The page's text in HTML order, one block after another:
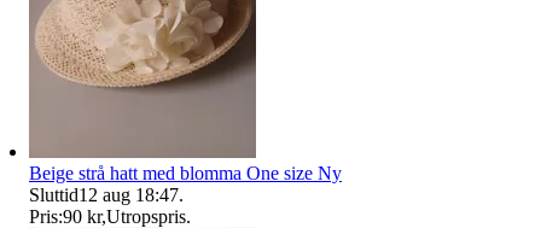
Beige strå hatt med blomma One size Ny
Sluttid12 aug 18:47.
Pris:90 kr,Utropspris.